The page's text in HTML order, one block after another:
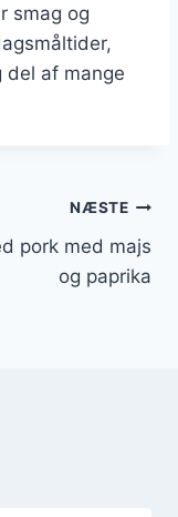
smag og
del af mange
NÆSTE
pork med majs
og paprika